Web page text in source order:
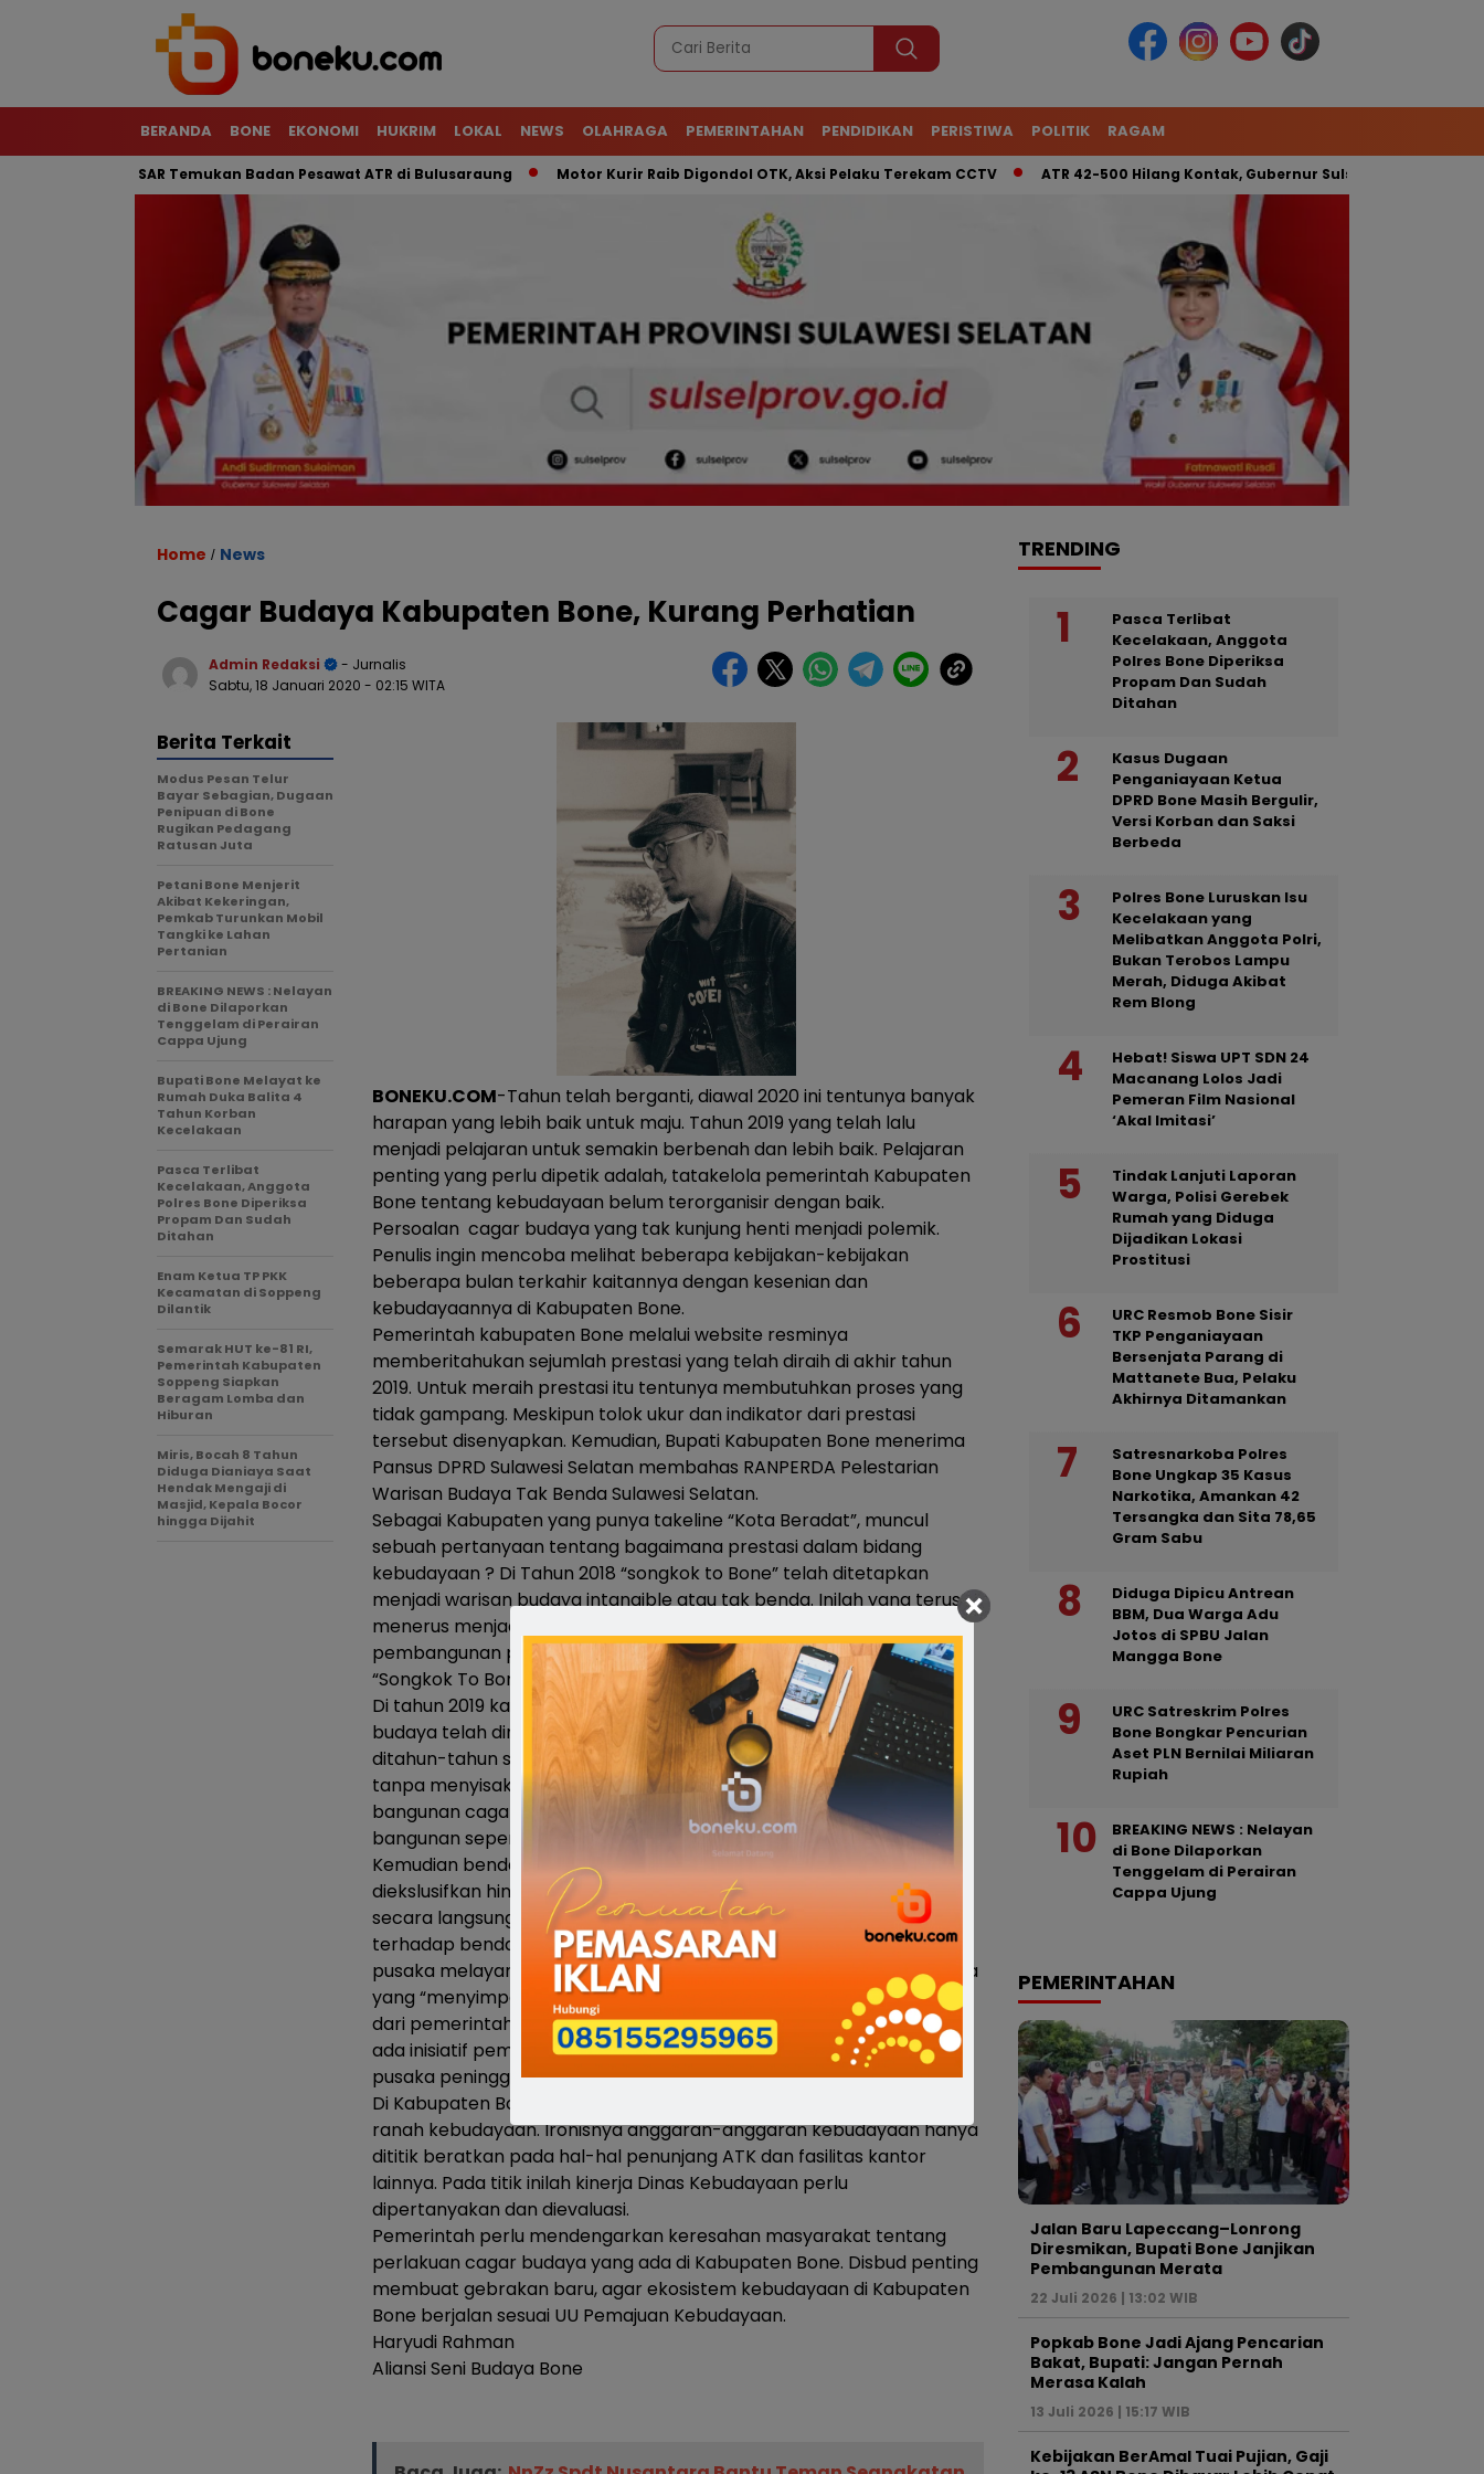
BERANDA BONE EKONOMI HUKRIM LOKAL NEWS OLAHRAGA PEMERINTAHAN PENDIDIKAN PERISTIWA POLITIK RAGAM
Tim SAR Temukan Badan Pesawat ATR di Bulusaraung Motor Kurir Raib Digondol OTK, Aksi Pelaku Terekam CCTV ATR 42-500 Hilang Kontak, Gubernur Sulsel: Kita Kerahkan Tim
Home / News
Cagar Budaya Kabupaten Bone, Kurang Perhatian
Admin Redaksi
- Jurnalis
Sabtu, 18 Januari 2020 - 02:15 WITA
BONEKU.COM-Tahun telah berganti, diawal 2020 ini tentunya banyak
harapan yang lebih baik untuk maju. Tahun 2019 yang telah lalu
menjadi pelajaran untuk semakin berbenah dan lebih baik. Pelajaran
penting yang perlu dipetik adalah, tatakelola pemerintah Kabupaten
Bone tentang kebudayaan belum terorganisir dengan baik.
Persoalan cagar budaya yang tak kunjung henti menjadi polemik.
Penulis ingin mencoba melihat beberapa kebijakan-kebijakan
beberapa bulan terkahir kaitannya dengan kesenian dan
kebudayaannya di Kabupaten Bone.
Pemerintah kabupaten Bone melalui website resminya
memberitahukan sejumlah prestasi yang telah diraih di akhir tahun
2019. Untuk meraih prestasi itu tentunya membutuhkan proses yang
tidak gampang. Meskipun tolok ukur dan indikator dari prestasi
tersebut disenyapkan. Kemudian, Bupati Kabupaten Bone menerima
Pansus DPRD Sulawesi Selatan membahas RANPERDA Pelestarian
Warisan Budaya Tak Benda Sulawesi Selatan.
Sebagai Kabupaten yang punya takeline “Kota Beradat”, muncul
sebuah pertanyaan tentang bagaimana prestasi dalam bidang
kebudayaan ? Di Tahun 2018 “songkok to Bone” telah ditetapkan
menjadi warisan budaya intangible atau tak benda. Inilah yang terus-
menerus menjadi bahan pidato-pidato sambutan. Pembangunan-
pembangunan pun merespon hal ini dengan memunculkan ikon
“Songkok To Bone”. Selanjutnya apa?
Di tahun 2019 kantor KOREM yang juga merupakan salah satu cagar
budaya telah direnovasi. Bangunan-bangunan cagar budaya lainnya
ditahun-tahun sebelumnya, beberapa telah menjadi lahan bisnis
tanpa menyisakan artefak. Kabupaten Bone Kota Beradat memiliki
bangunan cagar budaya namun pengawasan dan tatakelola
bangunan seperti terabaikan begitu saja.
Kemudian benda-benda pusaka yang berada di Museum Arajange
diekslusifkan hingga tidak semua masyarakat mampu melihatnya
secara langsung. Tidak ada upaya perlindungan dan pengawasan
terhadap benda-benda pusaka tersebut, beberapa kali pemerhati
pusaka melayangkan surat terbuka tentang perlakuan benda pusaka
yang “menyimpang” di Museum Arajangnge tidak pernah ada respon
dari pemerintah. Bahkan hal tersebut seringkali terulang. Dan belum
ada inisiatif pemerintah melakukan pendaftaran benda-benda
pusaka peninggalan Kerajaan Bone.
Di Kabupaten Bone ada Dinas Kebudayaan sebagai fasilitator pada
ranah kebudayaan. Ironisnya anggaran-anggaran kebudayaan hanya
dititik beratkan pada hal-hal penunjang ATK dan fasilitas kantor
lainnya. Pada titik inilah kinerja Dinas Kebudayaan perlu
dipertanyakan dan dievaluasi.
Pemerintah perlu mendengarkan keresahan masyarakat tentang
perlakuan cagar budaya yang ada di Kabupaten Bone. Disbud penting
membuat gebrakan baru, agar ekosistem kebudayaan di Kabupaten
Bone berjalan sesuai UU Pemajuan Kebudayaan.
Haryudi Rahman
Aliansi Seni Budaya Bone
Berita Terkait
Modus Pesan Telur
Bayar Sebagian, Dugaan
Penipuan di Bone
Rugikan Pedagang
Ratusan Juta
Petani Bone Menjerit
Akibat Kekeringan,
Pemkab Turunkan Mobil
Tangki ke Lahan
Pertanian
BREAKING NEWS : Nelayan
di Bone Dilaporkan
Tenggelam di Perairan
Cappa Ujung
Bupati Bone Melayat ke
Rumah Duka Balita 4
Tahun Korban
Kecelakaan
Pasca Terlibat
Kecelakaan, Anggota
Polres Bone Diperiksa
Propam Dan Sudah
Ditahan
Enam Ketua TP PKK
Kecamatan di Soppeng
Dilantik
Semarak HUT ke-81 RI,
Pemerintah Kabupaten
Soppeng Siapkan
Beragam Lomba dan
Hiburan
Miris, Bocah 8 Tahun
Diduga Dianiaya Saat
Hendak Mengaji di
Masjid, Kepala Bocor
hingga Dijahit
TRENDING
Pasca Terlibat
Kecelakaan, Anggota
Polres Bone Diperiksa
Propam Dan Sudah
Ditahan
Kasus Dugaan
Penganiayaan Ketua
DPRD Bone Masih Bergulir,
Versi Korban dan Saksi
Berbeda
Polres Bone Luruskan Isu
Kecelakaan yang
Melibatkan Anggota Polri,
Bukan Terobos Lampu
Merah, Diduga Akibat
Rem Blong
Hebat! Siswa UPT SDN 24
Macanang Lolos Jadi
Pemeran Film Nasional
‘Akal Imitasi’
Tindak Lanjuti Laporan
Warga, Polisi Gerebek
Rumah yang Diduga
Dijadikan Lokasi
Prostitusi
URC Resmob Bone Sisir
TKP Penganiayaan
Bersenjata Parang di
Mattanete Bua, Pelaku
Akhirnya Ditamankan
Satresnarkoba Polres
Bone Ungkap 35 Kasus
Narkotika, Amankan 42
Tersangka dan Sita 78,65
Gram Sabu
Diduga Dipicu Antrean
BBM, Dua Warga Adu
Jotos di SPBU Jalan
Mangga Bone
URC Satreskrim Polres
Bone Bongkar Pencurian
Aset PLN Bernilai Miliaran
Rupiah
BREAKING NEWS : Nelayan
di Bone Dilaporkan
Tenggelam di Perairan
Cappa Ujung
PEMERINTAHAN
Jalan Baru Lapeccang–Lonrong
Diresmikan, Bupati Bone Janjikan
Pembangunan Merata
22 Juli 2026 | 13:02 WIB
Popkab Bone Jadi Ajang Pencarian
Bakat, Bupati: Jangan Pernah
Merasa Kalah
13 Juli 2026 | 15:17 WIB
Kebijakan BerAmal Tuai Pujian, Gaji